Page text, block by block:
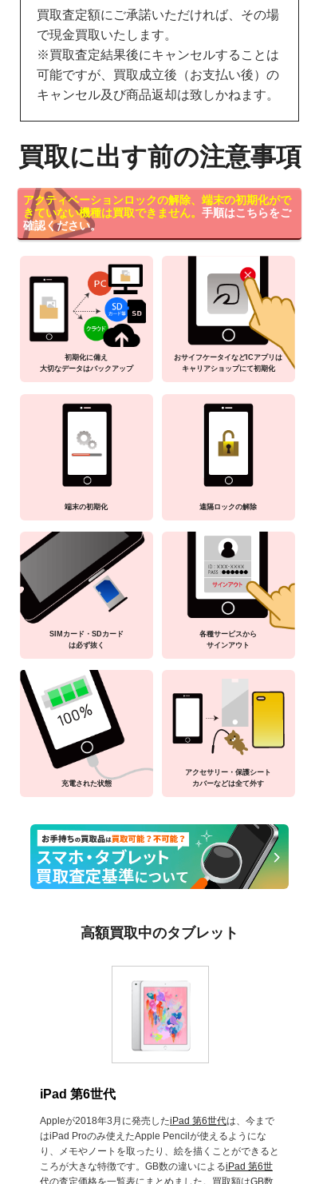
買取査定額にご承諾いただければ、その場
で現金買取いたします。
※買取査定結果後にキャンセルすることは
可能ですが、買取成立後（お支払い後）の
キャンセル及び商品返却は致しかねます。
買取に出す前の注意事項
アクティベーションロックの解除、端末の初期化がで
きていない機種は買取できません。 手順はこちらをご
確認ください。
初期化に備え
大切なデータはバックアップ
おサイフケータイなどICアプリは
キャリアショップにて初期化
端末の初期化 遠隔ロックの解除
SIMカード・SDカード
は必ず抜く
各種サービスから
サインアウト
充電された状態
アクセサリー・保護シート
カバーなどは全て外す
高額買取中のタブレット
iPad 第6世代
Appleが2018年3月に発売したiPad 第6世代は、今まで
はiPad Proのみ使えたApple Pencilが使えるようにな
り、メモやノートを取ったり、絵を描くことができると
ころが大きな特徴です。GB数の違いによるiPad 第6世